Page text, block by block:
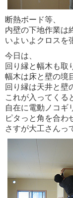
断熱ボード等、
内壁の下地作業は
いよいよクロスを
今日は、
回り縁と幅木も取
幅木は床と壁の境
回り縁は天井と壁
これが入ってくる
自在に電動ノコギ
ピタっと角を合わ
さすが大工さんっ